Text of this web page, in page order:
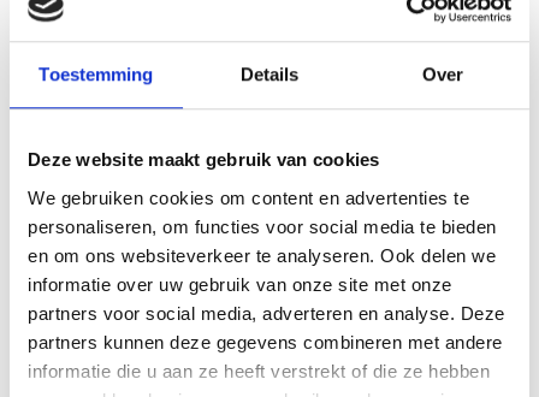
Toestemming Details Over
Deze website maakt gebruik van cookies
We gebruiken cookies om content en advertenties te
personaliseren, om functies voor social media te bieden
en om ons websiteverkeer te analyseren. Ook delen we
informatie over uw gebruik van onze site met onze
partners voor social media, adverteren en analyse. Deze
partners kunnen deze gegevens combineren met andere
informatie die u aan ze heeft verstrekt of die ze hebben
alle plekken waar je heerlijk kunt eten en drinken.
Zonnige terrassen
De zomer komt eraan! Heb jij zin om deze zomer
heerlijk met jouw familie of vriendinnen een hapje
of drankje te doen op het terras? Bekijk hier welke